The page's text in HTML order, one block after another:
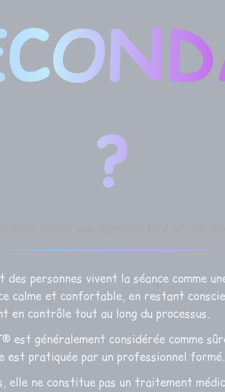
?
des personnes vivent la séance comme
calme et confortable, en restant
en contrôle tout au long du processus.
est généralement considérée comme
est pratiquée par un professionnel formé.
elle ne constitue pas un traitement